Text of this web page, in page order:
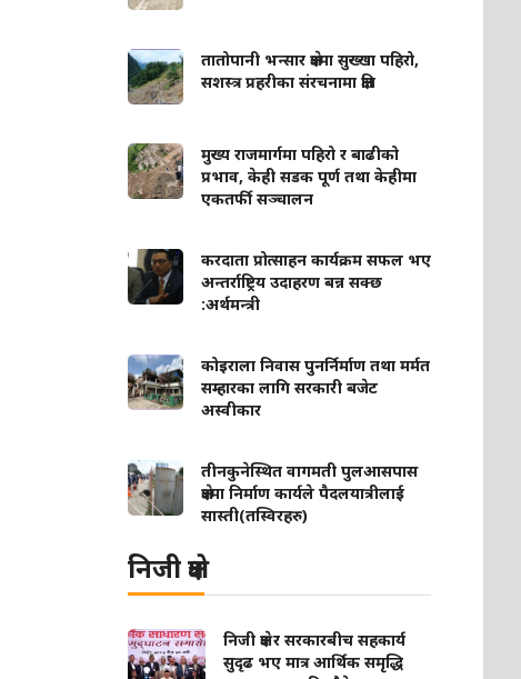
तातोपानी भन्सार क्षेत्रमा सुख्खा पहिरो,
सशस्त्र प्रहरीका संरचनामा क्षति
मुख्य राजमार्गमा पहिरो र बाढीको
प्रभाव, केही सडक पूर्ण तथा केहीमा
एकतर्फी सञ्चालन
करदाता प्रोत्साहन कार्यक्रम सफल भए
अन्तर्राष्ट्रिय उदाहरण बन्न सक्छ
:अर्थमन्त्री
कोइराला निवास पुनर्निर्माण तथा मर्मत
सम्हारका लागि सरकारी बजेट
अस्वीकार
तीनकुनेस्थित वागमती पुलआसपास
क्षेत्रमा निर्माण कार्यले पैदलयात्रीलाई
सास्ती(तस्विरहरु)
निजी क्षेत्र
निजी क्षेत्र र सरकारबीच सहकार्य
सुदृढ भए मात्र आर्थिक समृद्धि